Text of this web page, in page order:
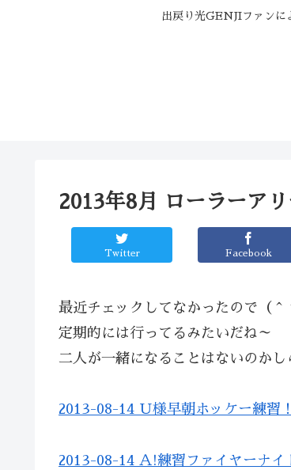
出戻り光GENJIファンに
2013年8月 ローラーア
Twitter Facebook
最近チェックしてなかったので（＾
定期的には行ってるみたいだね～
二人が一緒になることはないのかし
2013-08-14 Ｕ様早朝ホッケー練習
2013-08-14 Ａ!練習ファイヤーナイ